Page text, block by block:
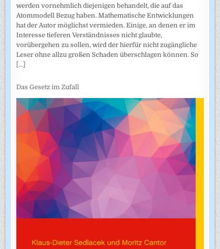
werden vornehmlich diejenigen behandelt, die auf das
Atommodell Bezug haben. Mathematische Entwicklungen
hat der Autor möglichst vermieden. Einige, an denen er im
Interesse tieferen Verständnisses nicht glaubte,
vorübergehen zu sollen, wird der hierfür nicht zugängliche
Leser ohne allzu großen Schaden überschlagen können. So
[...]
Das Gesetz im Zufall